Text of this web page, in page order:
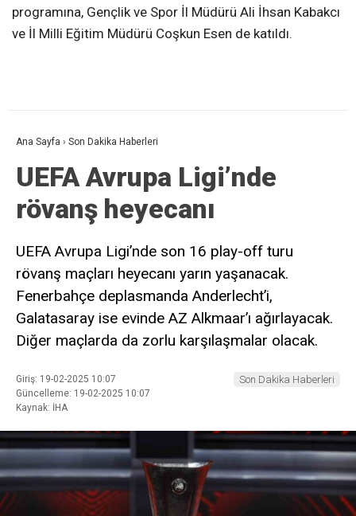
programına, Gençlik ve Spor İl Müdürü Ali İhsan Kabakcı
ve İl Milli Eğitim Müdürü Coşkun Esen de katıldı.
Ana Sayfa › Son Dakika Haberleri
UEFA Avrupa Ligi’nde
rövanş heyecanı
UEFA Avrupa Ligi’nde son 16 play-off turu
rövanş maçları heyecanı yarın yaşanacak.
Fenerbahçe deplasmanda Anderlecht’i,
Galatasaray ise evinde AZ Alkmaar’ı ağırlayacak.
Diğer maçlarda da zorlu karşılaşmalar olacak.
Giriş: 19-02-2025 10:07
Güncelleme: 19-02-2025 10:07
Kaynak: İHA
Son Dakika Haberleri